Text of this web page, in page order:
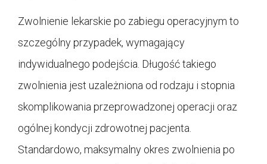
Zwolnienie lekarskie po zabiegu operacyjnym to
szczególny przypadek, wymagający
indywidualnego podejścia. Długość takiego
zwolnienia jest uzależniona od rodzaju i stopnia
skomplikowania przeprowadzonej operacji oraz
ogólnej kondycji zdrowotnej pacjenta.
Standardowo, maksymalny okres zwolnienia po